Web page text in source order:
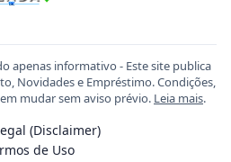
apenas informativo - Este site publica
Novidades e Empréstimo. Condições,
mudar sem aviso prévio. Leia mais.
(Disclaimer)
de Uso